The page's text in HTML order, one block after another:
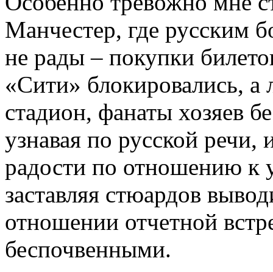
Манчестер, где русским
не рады – покупки
«Сити» блокировались,
стадион, фанаты хозяев
узнавая по русской
радости по отношению к
заставляя стюардов
отношении отчетной
беспочвенными.